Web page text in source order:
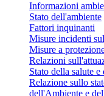
Informazioni
Stato dell'ambiente
Fattori inquinanti
Misure incidenti
Misure a
Relazioni
Stato della salute
Relazione sullo
dell'Ambiente e